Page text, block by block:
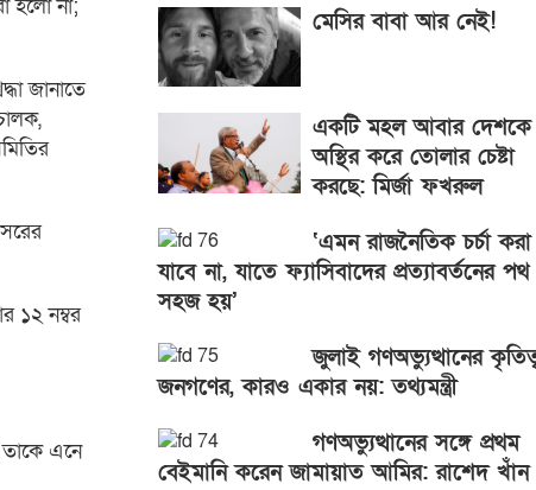
হলো না;
জানাতে
১২ নম্বর
তাকে এনে
মেসির বাবা আর নেই!
একটি মহল আবার দেশকে
অস্থির করে তোলার চেষ্টা
করছে: মির্জা ফখরুল
‘এমন রাজনৈতিক চর্চা করা
যাবে না, যাতে ফ্যাসিবাদের প্রত্যাবর্তনের পথ
সহজ হয়’
জুলাই গণঅভ্যুত্থানের
জনগণের, কারও একার নয়: তথ্যমন্ত্রী
গণঅভ্যুত্থানের সঙ্গে প্রথম
বেইমানি করেন জামায়াত আমির: রাশেদ খাঁন